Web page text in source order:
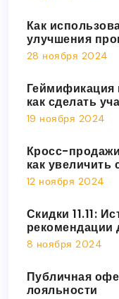
Как
улучшения
28 ноября 2024
Геймификация
как сделать
19 ноября 2024
Кросс-
как увеличить
12 ноября 2024
Скидки 11.11:
рекомендации
8 ноября 2024
Публичная
лояльности